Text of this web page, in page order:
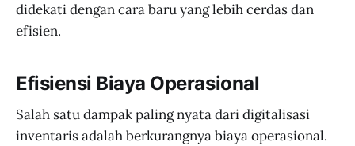
didekati dengan cara baru yang lebih cerdas dan
efisien.
Efisiensi Biaya Operasional
Salah satu dampak paling nyata dari digitalisasi
inventaris adalah berkurangnya biaya operasional.